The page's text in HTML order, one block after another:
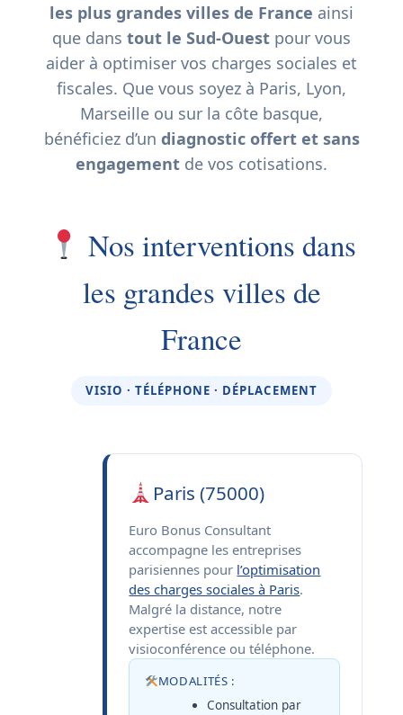
les plus grandes villes de France ainsi
que dans tout le Sud-Ouest pour vous
aider à optimiser vos charges sociales et
fiscales. Que vous soyez à Paris, Lyon,
Marseille ou sur la côte basque,
bénéficiez d’un diagnostic offert et sans
engagement de vos cotisations.
Nos interventions dans
les grandes villes de
France
VISIO · TÉLÉPHONE · DÉPLACEMENT
Paris (75000)
Euro Bonus Consultant
accompagne les entreprises
parisiennes pour l’optimisation
des charges sociales à Paris.
Malgré la distance, notre
expertise est accessible par
visioconférence ou téléphone.
MODALITÉS :
Consultation par